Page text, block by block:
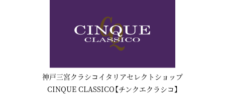
神戸三宮クラシコイタリアセレクトショップ
CINQUE CLASSICO【チンクエクラシコ】